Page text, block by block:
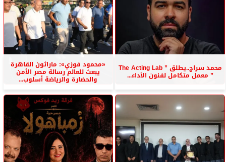
محمد سراج..يطلق ” The Acting Lab
” معمل متكامل لفنون الأداء...
«محمود فوزي»: ماراثون القاهرة
يبعث للعالم رسالة مصر الأمن
والحضارة والرياضة أسلوب...